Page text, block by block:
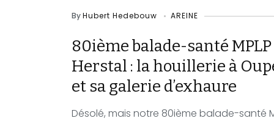
ByHubert Hedebouw AREINE
80ième balade-santé MPLP
Herstal : la houillerie à
et sa galerie d’exhaure
Désolé, mais notre 80ième balade-santé